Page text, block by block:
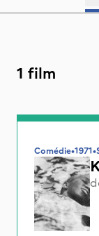
1 film
Comédie•1971•